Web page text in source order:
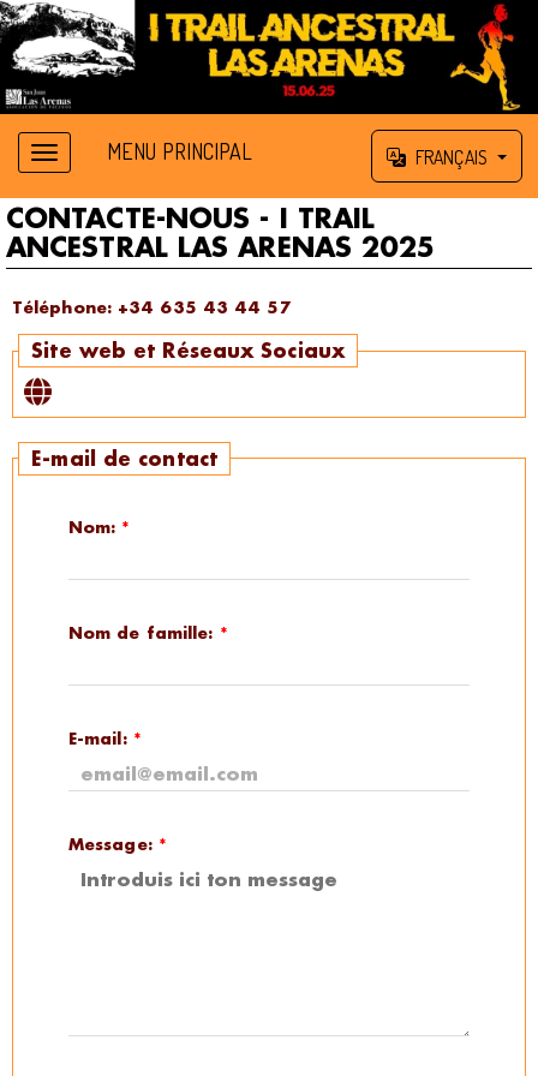
MENU PRINCIPAL FRANÇAIS
CONTACTE-NOUS - I TRAIL
ANCESTRAL LAS ARENAS 2025
Téléphone:+34 635 43 44 57
Site web et Réseaux Sociaux
E-mail de contact
Nom: *
Nom de famille: *
E-mail: *
Message: *